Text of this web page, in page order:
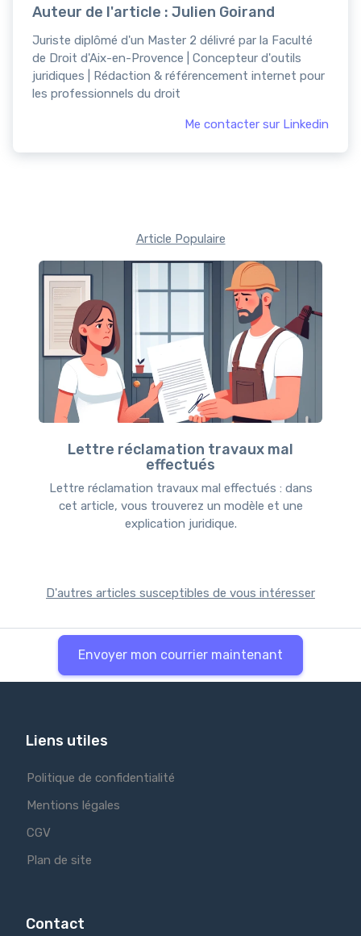
Auteur de l'article : Julien Goirand
Juriste diplômé d'un Master 2 délivré par la Faculté
de Droit d'Aix-en-Provence | Concepteur d'outils
juridiques | Rédaction & référencement internet pour
les professionnels du droit
Me contacter sur Linkedin
Article Populaire
Lettre réclamation travaux mal
effectués
Lettre réclamation travaux mal effectués : dans
cet article, vous trouverez un modèle et une
explication juridique.
D'autres articles susceptibles de vous intéresser
Envoyer mon courrier maintenant
Liens utiles
Politique de confidentialité
Mentions légales
CGV
Plan de site
Contact